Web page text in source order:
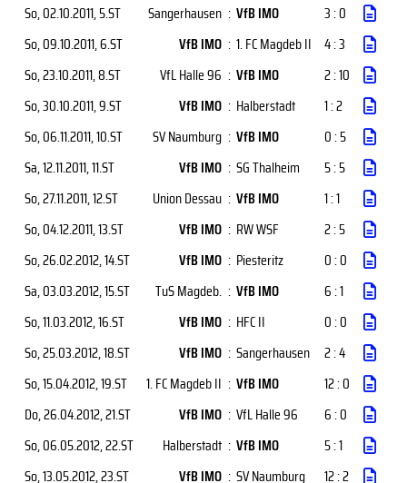
So, 02.10.2011, 5.ST Sangerhausen : VfB IMO
3 : 0
So, 09.10.2011, 6.ST VfB IMO : 1. FC Magdeb II 4 : 3
So, 23.10.2011, 8.ST VfL Halle 96 : VfB IMO
2 : 10
So, 30.10.2011, 9.ST VfB IMO : Halberstadt
1 : 2
So, 06.11.2011, 10.ST SV Naumburg : VfB IMO
0 : 5
Sa, 12.11.2011, 11.ST VfB IMO : SG Thalheim
5 : 5
So, 27.11.2011, 12.ST Union Dessau : VfB IMO
1 : 1
So, 04.12.2011, 13.ST VfB IMO : RW WSF
2 : 5
So, 26.02.2012, 14.ST VfB IMO : Piesteritz
0 : 0
Sa, 03.03.2012, 15.ST TuS Magdeb. : VfB IMO
6 : 1
So, 11.03.2012, 16.ST VfB IMO : HFC II
0 : 0
So, 25.03.2012, 18.ST VfB IMO : Sangerhausen
2 : 4
So, 15.04.2012, 19.ST 1. FC Magdeb II : VfB IMO
12 : 0
Do, 26.04.2012, 21.ST VfB IMO : VfL Halle 96
6 : 0
So, 06.05.2012, 22.ST Halberstadt : VfB IMO
5 : 1
So, 13.05.2012, 23.ST VfB IMO : SV Naumburg 12 : 2